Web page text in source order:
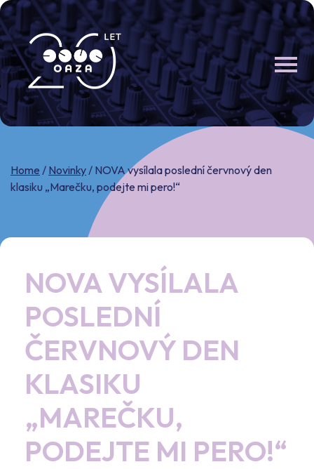
Skip
to
content
Home / Novinky/ NOVA vysílala poslední červnový den
klasiku „Marečku, podejte mi pero!“
NOVA VYSÍLALA
POSLEDNÍ
ČERVNOVÝ DEN
KLASIKU
„MAREČKU,
PODEJTE MI PERO!“